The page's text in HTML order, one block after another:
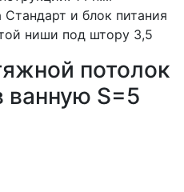
и блок питания
ниши под штору 3,5
потолок
ванную S=5